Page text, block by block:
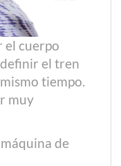
el cuerpo
el tren
tiempo.
muy
de